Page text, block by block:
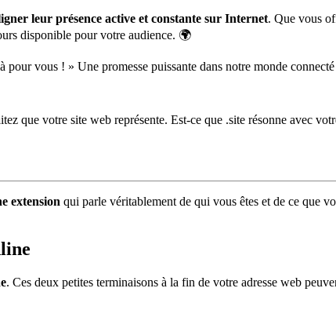
leur présence active et constante sur Internet. Que vous
disponible pour votre audience. 🌍
vous ! » Une promesse puissante dans notre monde
que votre site web représente. Est-ce que .site résonne avec
extension qui parle véritablement de qui vous êtes et de ce que
. Ces deux petites terminaisons à la fin de votre adresse web